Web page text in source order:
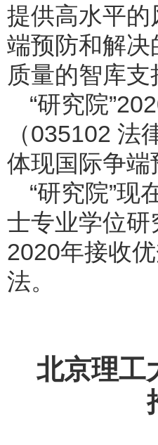
提供高水平
端预防和解
质量的智库
“研究院
（035102
体现国际争
“研究院”现
士专业学位
2020年接收
法。
北京理工